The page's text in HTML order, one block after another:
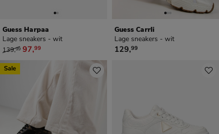
Guess Harpaa
Lage sneakers - wit
van € 139,99 voor € 97,99
139,99 97,99
Guess Carrli
Lage sneakers - wit
€ 129,99
129,99
Sale